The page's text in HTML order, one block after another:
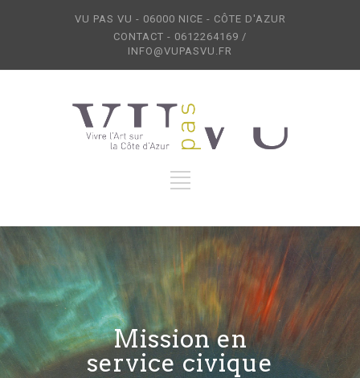
VU PAS VU - 06000 NICE - CÔTE D'AZUR
CONTACT - 0612264169 /
INFO@VUPASVU.FR
Mission en
service civique